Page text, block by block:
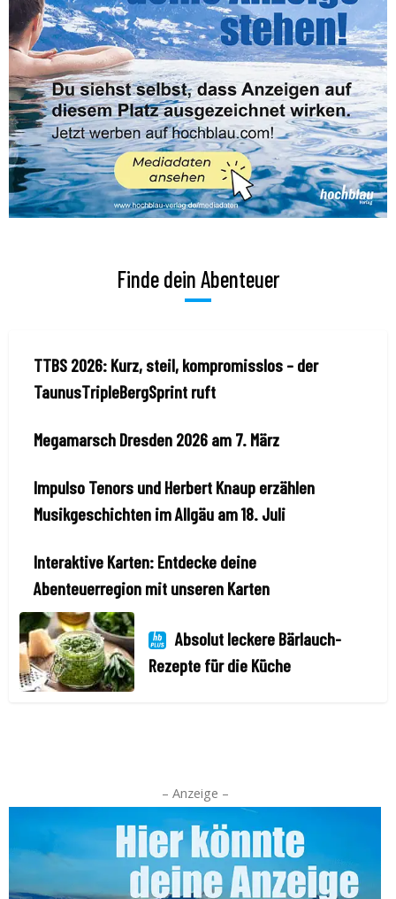
Finde dein Abenteuer
TTBS 2026: Kurz, steil, kompromisslos – der
TaunusTripleBergSprint ruft
Megamarsch Dresden 2026 am 7. März
Impulso Tenors und Herbert Knaup erzählen
Musikgeschichten im Allgäu am 18. Juli
Interaktive Karten: Entdecke deine
Abenteuerregion mit unseren Karten
Absolut leckere Bärlauch-
Rezepte für die Küche
– Anzeige –